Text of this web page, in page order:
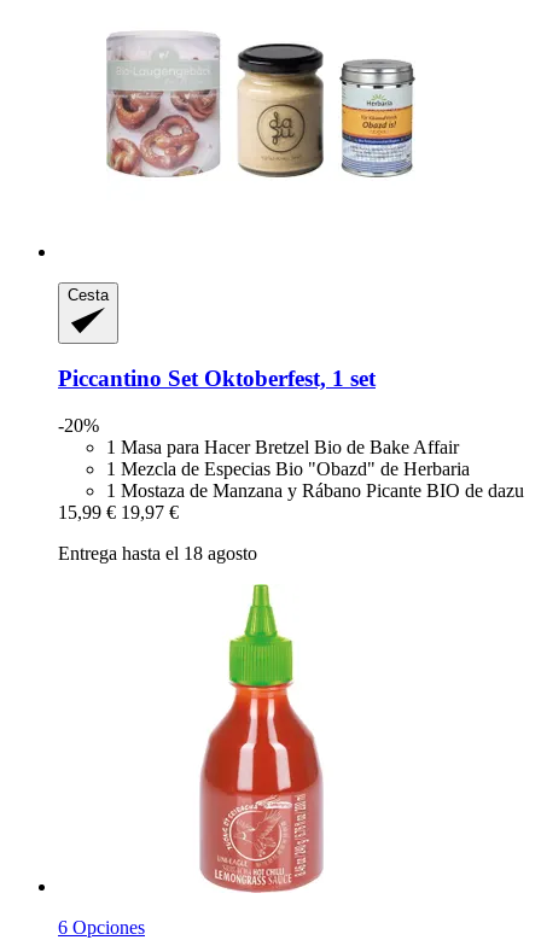
Cesta
Piccantino Set Oktoberfest, 1 set
-20%
1 Masa para Hacer Bretzel Bio de Bake Affair
1 Mezcla de Especias Bio "Obazd" de Herbaria
1 Mostaza de Manzana y Rábano Picante BIO de dazu
15,99 € 19,97 €
Entrega hasta el 18 agosto
6 Opciones